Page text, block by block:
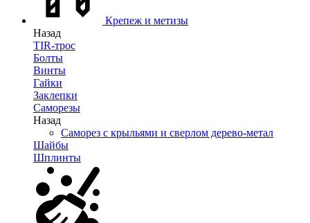
Крепеж и метизы
Назад
TIR-трос
Болты
Винты
Гайки
Заклепки
Саморезы
Назад
Саморез с крыльями и сверлом дерево-метал
Шайбы
Шплинты